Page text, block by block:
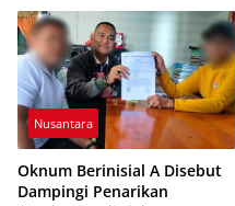
Nusantara
Oknum Berinisial A Disebut
Dampingi Penarikan